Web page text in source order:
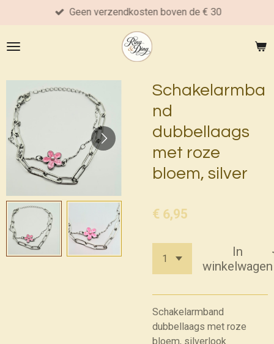
naar
Geen verzendkosten boven de € 30
Schakelarmba
nd
dubbellaags
met roze
bloem, silver
€ 6,95
In
winkelwagen
Schakelarmband
dubbellaags met roze
bloem, silverlook